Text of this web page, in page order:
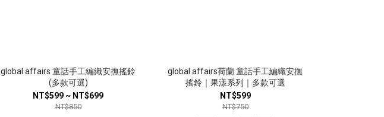
global affairs 童話手工編織安撫搖鈴
(多款可選)
NT$599 ~ NT$699
NT$850
global affairs荷蘭 童話手工編織安撫
搖鈴｜果漾系列｜多款可選
NT$599
NT$750